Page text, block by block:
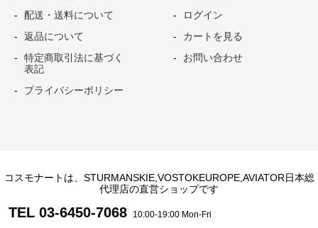
配送・送料について
返品について
特定商取引法に基づく
表記
プライバシーポリシー
ログイン
カートを見る
お問い合わせ
コスモナートは、STURMANSKIE,VOSTOKEUROPE,AVIATOR日本総
代理店の直営ショップです
TEL 03-6450-7068 10:00-19:00 Mon-Fri